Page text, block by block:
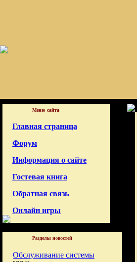
Меню сайта
Главная страница
Форум
Информация о сайте
Гостевая книга
Обратная связь
Онлайн игры
Разделы новостей
Обслуживание системы